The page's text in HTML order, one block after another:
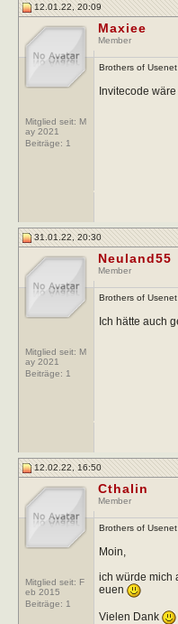
12.01.22, 20:09
Mitglied seit: M
ay 2021
Beiträge: 1
Maxiee
Member
Brothers of
Invitecode
31.01.22, 20:30
Mitglied seit: M
ay 2021
Beiträge: 1
Neuland55
Member
Brothers of
Ich hätte auch
12.02.22, 16:50
Mitglied seit: F
eb 2015
Beiträge: 1
Cthalin
Member
Brothers of
Moin,
ich würde mich
euen
Vielen Dank